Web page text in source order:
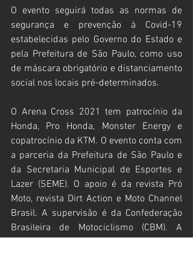
O evento seguirá todas as normas de
segurança e prevenção à Covid-19
estabelecidas pelo Governo do Estado e
pela Prefeitura de São Paulo, como uso
de máscara obrigatório e distanciamento
social nos locais pré-determinados.
O Arena Cross 2021 tem patrocínio da
Honda, Pro Honda, Monster Energy e
copatrocínio da KTM. O evento conta com
a parceria da Prefeitura de São Paulo e
da Secretaria Municipal de Esportes e
Lazer (SEME). O apoio é da revista Pró
Moto, revista Dirt Action e Moto Channel
Brasil. A supervisão é da Confederação
Brasileira de Motociclismo (CBM). A